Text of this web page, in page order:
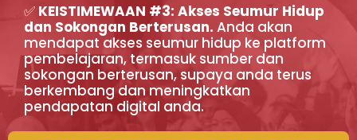
✅ KEISTIMEWAAN #3: Akses Seumur Hidup
dan Sokongan Berterusan. Anda akan
mendapat akses seumur hidup ke platform
pembelajaran, termasuk sumber dan
sokongan berterusan, supaya anda terus
berkembang dan meningkatkan
pendapatan digital anda.